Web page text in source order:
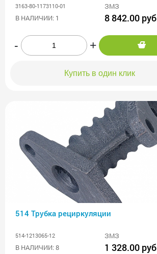
3163-80-1173110-01
ЗМЗ
В НАЛИЧИИ: 1
8 842.00 руб
- +
Купить в один клик
514 Трубка рециркуляции
514-1213065-12
ЗМЗ
В НАЛИЧИИ: 8
1 328.00 руб